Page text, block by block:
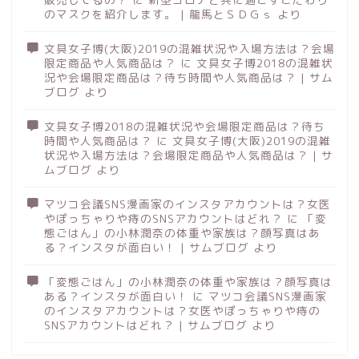
のマスクを紹介します。 | 龍馬とＳＤＧｓ
より
文具女子博(大阪)2019の混雑状況や入場方法は？会場
限定商品や人気商品は？ に 文具女子博2018の混雑状
況や会場限定商品は？待ち時間や人気商品は？ | サム
ブログ より
文具女子博2018の混雑状況や会場限定商品は？待ち
時間や人気商品は？ に 文具女子博(大阪)2019の混雑
状況や入場方法は？会場限定商品や人気商品は？ | サ
ムブログ より
マツコ会議SNS漫画家のインスタアカウントは？女医
やぽっちゃりや痔のSNSアカウントはどれ？ に
「変
態ごはん」の小林潤奈の体重や家族は？顔写真はあ
る？インスタが面白い！ | サムブログ より
「変態ごはん」の小林潤奈の体重や家族は？顔写真は
ある？インスタが面白い！
に マツコ会議SNS漫画家
のインスタアカウントは？女医やぽっちゃりや痔の
SNSアカウントはどれ？ | サムブログ より